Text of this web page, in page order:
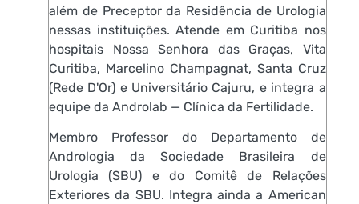
além de Preceptor da Residência de Urologia
nessas instituições. Atende em Curitiba nos
hospitais Nossa Senhora das Graças, Vita
Curitiba, Marcelino Champagnat, Santa Cruz
(Rede D'Or) e Universitário Cajuru, e integra a
equipe da Androlab — Clínica da Fertilidade.
Membro Professor do Departamento de
Andrologia da Sociedade Brasileira de
Urologia (SBU) e do Comitê de Relações
Exteriores da SBU. Integra ainda a American